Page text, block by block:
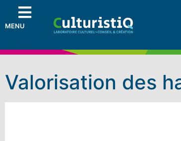
MENU
Valorisation des